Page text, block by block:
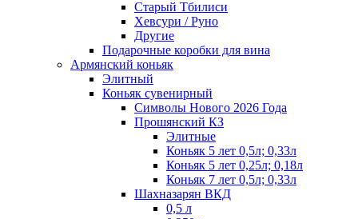
Старый Тбилиси
Хевсури / Руно
Другие
Подарочные коробки для вина
Армянский коньяк
Элитный
Коньяк сувенирный
Символы Нового 2026 Года
Прошянский КЗ
Элитные
Коньяк 5 лет 0,5л; 0,33л
Коньяк 5 лет 0,25л; 0,18л
Коньяк 7 лет 0,5л; 0,33л
Шахназарян ВКД
0,5 л